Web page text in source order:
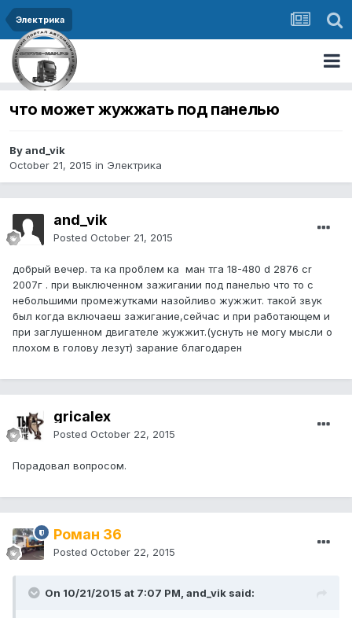
Электрика
что может жужжать под панелью
By and_vik
October 21, 2015 in Электрика
and_vik
Posted October 21, 2015
добрый вечер. та ка проблем ка ман тга 18-480 d 2876 cr
2007г . при выключенном зажигании под панелью что то с
небольшими промежутками назойливо жужжит. такой звук
был когда включаеш зажигание,сейчас и при работающем и
при заглушенном двигателе жужжит.(уснуть не могу мысли о
плохом в голову лезут) зарание благодарен
gricalex
Posted October 22, 2015
Порадовал вопросом.
Роман 36
Posted October 22, 2015
On 10/21/2015 at 7:07 PM, and_vik said: